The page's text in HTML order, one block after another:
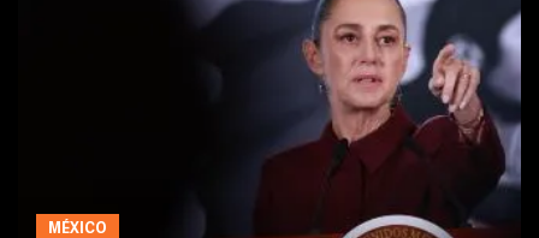
MÉXICO